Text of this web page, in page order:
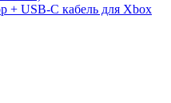
+ USB-C кабель для Xbox